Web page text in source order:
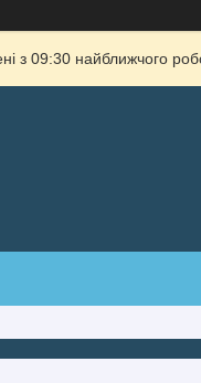
з 09:30 найближчого